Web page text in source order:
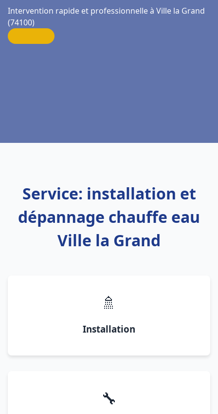
Intervention rapide et professionnelle à Ville la Grand
(74100)
Service: installation et
dépannage chauffe eau
Ville la Grand
🚿
Installation
🔧